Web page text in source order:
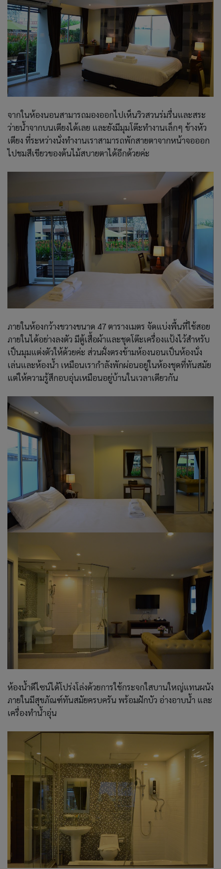
จากในห้องนอนสามารถมองออกไปเห็นวิวสวนร่มรื่นและสระ
ว่ายน้ำจากบนเตียงได้เลย และยังมีมุมโต๊ะทำงานเล็กๆ ข้างหัว
เตียง ที่ระหว่างนั่งทำงานเราสามารถพักสายตาจากหน้าจอออก
ไปชมสีเขียวของต้นไม้สบายตาได้อีกด้วยค่ะ
ภายในห้องกว้างขวางขนาด 47 ตารางเมตร จัดแบ่งพื้นที่ใช้สอย
ภายในได้อย่างลงตัว มีตู้เสื้อผ้าและชุดโต๊ะเครื่องแป้งไว้สำหรับ
เป็นมุมแต่งตัวให้ด้วยค่ะ ส่วนฝั่งตรงข้ามห้องนอนเป็นห้องนั่ง
เล่นและห้องน้ำ เหมือนเรากำลังพักผ่อนอยู่ในห้องชุดที่ทันสมัย
แต่ให้ความรู้สึกอบอุ่นเหมือนอยู่บ้านในเวลาเดียวกัน
ห้องน้ำดีไซน์ได้โปร่งโล่งด้วยการใช้กระจกใสบานใหญ่แทนผนัง
ภายในมีสุขภัณฑ์ทันสมัยครบครัน พร้อมฝักบัว อ่างอาบน้ำ และ
เครื่องทำน้ำอุ่น